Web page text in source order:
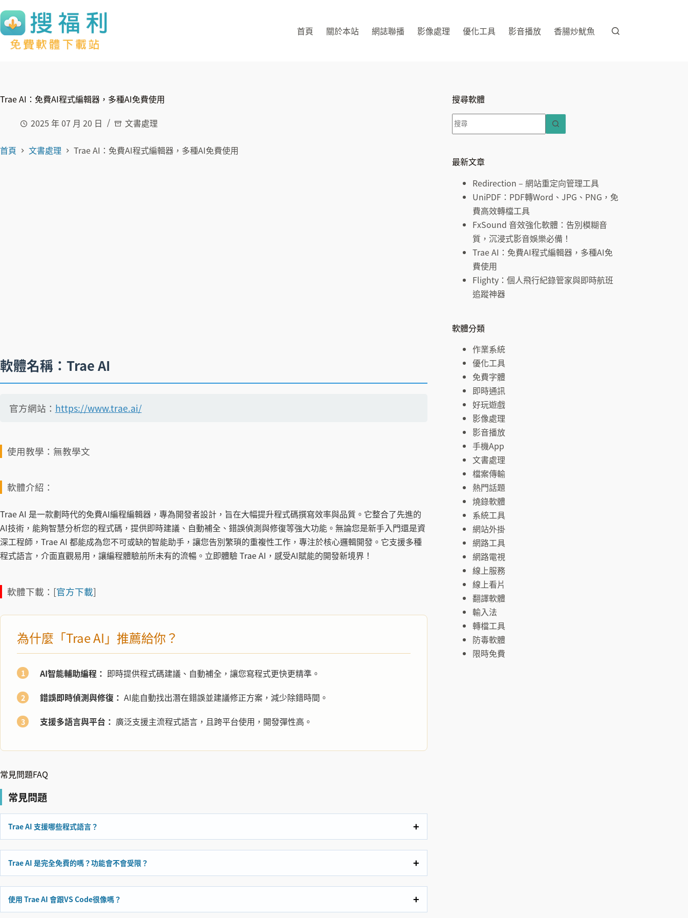
至
主
首頁 關於本站 網誌聯播 影像處理 優化工具 影音播放 香腸炒魷魚
Trae AI：免費AI程式編輯器，多種AI免費使用
2025 年 07 月 20 日
文書處理
首頁 文書處理 Trae AI：免費AI程式編輯器，多種AI免費使用
軟體名稱：Trae AI
官方網站： https://www.trae.ai/
使用教學：無教學文
軟體介紹：
Trae AI 是一款劃時代的免費AI編程編輯器，專為開發者設計，旨在大幅提升程式碼撰寫效率與品質。它整合了先進的
AI技術，能夠智慧分析您的程式碼，提供即時建議、自動補全、錯誤偵測與修復等強大功能。無論您是新手入門還是資
深工程師，Trae AI 都能成為您不可或缺的智能助手，讓您告別繁瑣的重複性工作，專注於核心邏輯開發。它支援多種
程式語言，介面直觀易用，讓編程體驗前所未有的流暢。立即體驗 Trae AI，感受AI賦能的開發新境界！
軟體下載：[官方下載]
為什麼「Trae AI」推薦給你？
AI智能輔助編程： 即時提供程式碼建議、自動補全，讓您寫程式更快更精準。
錯誤即時偵測與修復： AI能自動找出潛在錯誤並建議修正方案，減少除錯時間。
支援多語言與平台： 廣泛支援主流程式語言，且跨平台使用，開發彈性高。
常見問題FAQ
Trae AI 支援哪些程式語言？
Trae AI 是完全免費的嗎？功能會不會受限？
使用 Trae AI 會跟VS Code很像嗎？
搜尋軟體
找
不
符
最新文章
Redirection – 網站重定向管理工具
UniPDF：PDF轉Word、JPG、PNG，免
費高效轉檔工具
FxSound 音效強化軟體：告別模糊音
質，沉浸式影音娛樂必備！
Trae AI：免費AI程式編輯器，多種AI免
費使用
Flighty：個人飛行紀錄管家與即時航班
追蹤神器
軟體分類
作業系統
優化工具
免費字體
即時通訊
好玩遊戲
影像處理
影音播放
手機App
文書處理
檔案傳輸
熱門話題
燒錄軟體
系統工具
網站外掛
網路工具
網路電視
線上服務
線上看片
翻譯軟體
輸入法
轉檔工具
防毒軟體
限時免費